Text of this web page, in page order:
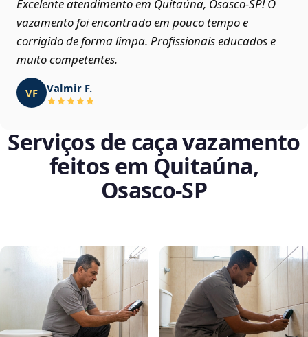
Excelente atendimento em Quitaúna, Osasco‑SP! O
vazamento foi encontrado em pouco tempo e
corrigido de forma limpa. Profissionais educados e
muito competentes.
VF Valmir F.
Serviços de caça vazamento
feitos em Quitaúna,
Osasco‑SP